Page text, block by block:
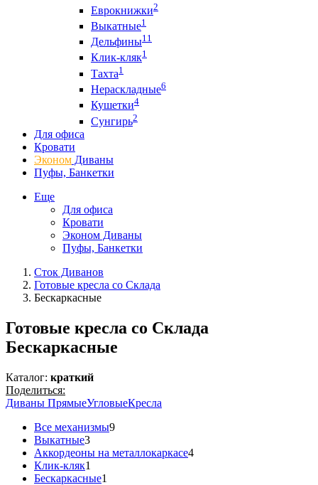
Еврокнижки2
Выкатные1
Дельфины11
Клик-кляк1
Тахта1
Нераскладные6
Кушетки4
Сунгирь2
Для офиса
Кровати
Эконом Диваны
Пуфы, Банкетки
Еще
Для офиса
Кровати
Эконом Диваны
Пуфы, Банкетки
Сток Диванов
Готовые кресла со Склада
Бескаркасные
Готовые кресла со Склада
Бескаркасные
Каталог: краткий
Поделиться:
Диваны ПрямыеУгловыеКресла
Все механизмы9
Выкатные3
Аккордеоны на металлокаркасе4
Клик-кляк1
Бескаркасные1